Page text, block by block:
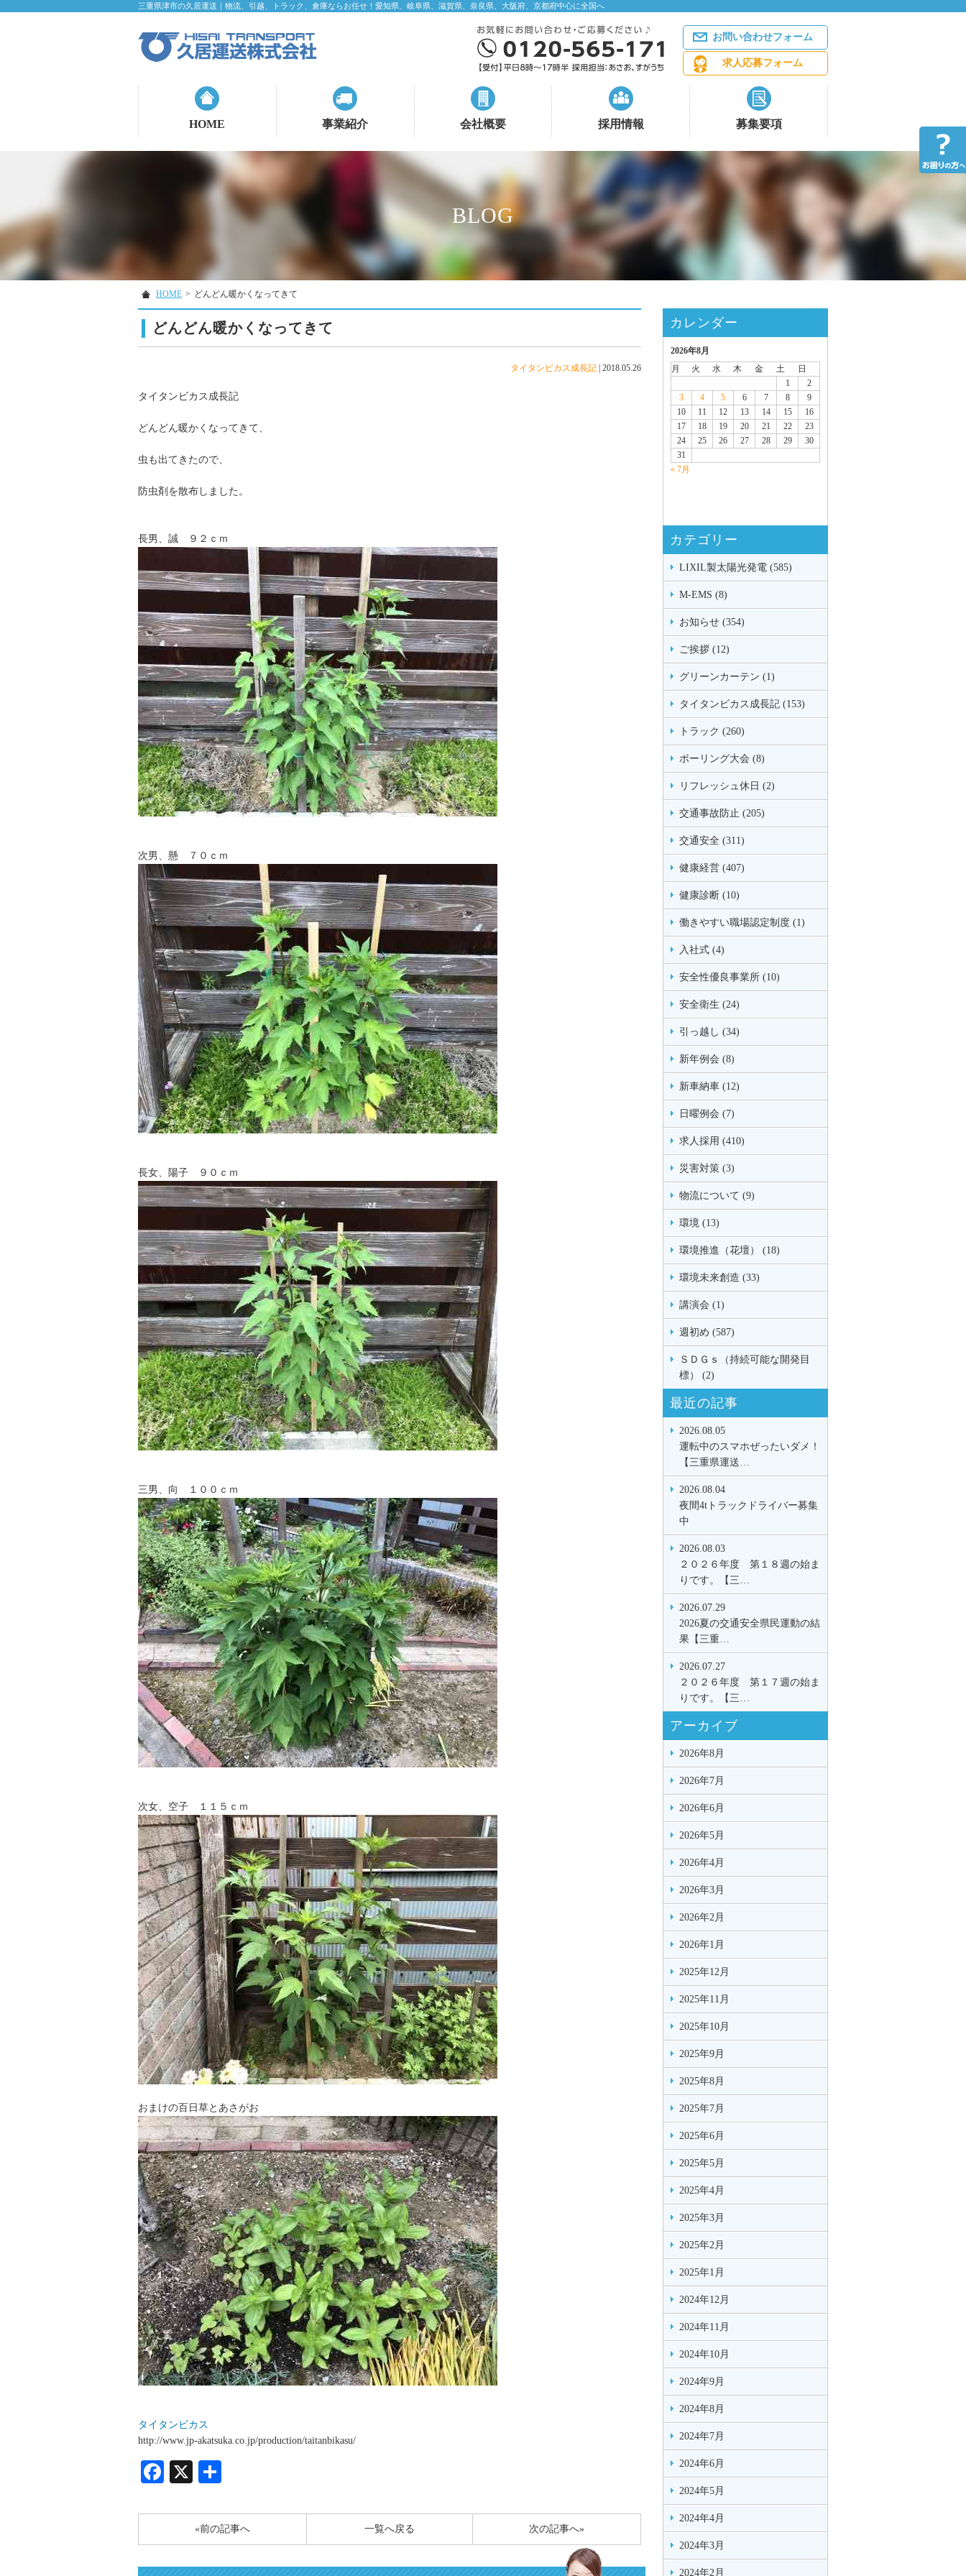
三重県津市の久居運送｜物流、引越、トラック、倉庫ならお任せ！愛知県、岐阜県、滋賀県、奈良県、大阪府、京都府中心に全国へ
お問い合わせフォーム
求人応募フォーム
HOME 事業紹介 会社概要 採用情報 募集要項
BLOG
HOME > どんどん暖かくなってきて
どんどん暖かくなってきて
タイタンビカス成長記 2018.05.26
タイタンビカス成長記
どんどん暖かくなってきて、
虫も出てきたので、
防虫剤を散布しました。
長男、誠 ９２ｃｍ
次男、懸 ７０ｃｍ
長女、陽子 ９０ｃｍ
三男、向 １００ｃｍ
次女、空子 １１５ｃｍ
おまけの百日草とあさがお
タイタンビカス
http://www.jp-akatsuka.co.jp/production/taitanbikasu/
Facebook
X
«前の記事へ 次の記事へ»
一覧へ戻る
カレンダー
2026年8月
月
火 水 木 金 土
日
1
2
3
4 5 6 7 8
9
10
11 12 13 14 15
16
17
18 19 20 21 22
23
24
25 26 27 28 29
30
31
« 7月
カテゴリー
LIXIL製太陽光発電 (585)
M-EMS (8)
お知らせ (354)
ご挨拶 (12)
グリーンカーテン (1)
タイタンビカス成長記 (153)
トラック (260)
ボーリング大会 (8)
リフレッシュ休日 (2)
交通事故防止 (205)
交通安全 (311)
健康経営 (407)
健康診断 (10)
働きやすい職場認定制度 (1)
入社式 (4)
安全性優良事業所 (10)
安全衛生 (24)
引っ越し (34)
新年例会 (8)
新車納車 (12)
日曜例会 (7)
求人採用 (410)
災害対策 (3)
物流について (9)
環境 (13)
環境推進（花壇） (18)
環境未来創造 (33)
講演会 (1)
週初め (587)
ＳＤＧｓ（持続可能な開発目
標） (2)
最近の記事
2026.08.05
運転中のスマホぜったいダメ！
【三重県運送…
2026.08.04
夜間4tトラックドライバー募集
中
2026.08.03
２０２６年度 第１８週の始ま
りです。【三…
2026.07.29
2026夏の交通安全県民運動の結
果【三重…
2026.07.27
２０２６年度 第１７週の始ま
りです。【三…
アーカイブ
2026年8月
2026年7月
2026年6月
2026年5月
2026年4月
2026年3月
2026年2月
2026年1月
2025年12月
2025年11月
2025年10月
2025年9月
2025年8月
2025年7月
2025年6月
2025年5月
2025年4月
2025年3月
2025年2月
2025年1月
2024年12月
2024年11月
2024年10月
2024年9月
2024年8月
2024年7月
2024年6月
2024年5月
2024年4月
2024年3月
2024年2月